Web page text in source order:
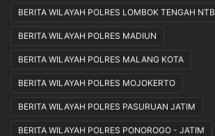
BERITA WILAYAH POLRES LOMBOK TENGAH NTB
BERITA WILAYAH POLRES MADIUN
BERITA WILAYAH POLRES MALANG KOTA
BERITA WILAYAH POLRES MOJOKERTO
BERITA WILAYAH POLRES PASURUAN JATIM
BERITA WILAYAH POLRES PONOROGO - JATIM